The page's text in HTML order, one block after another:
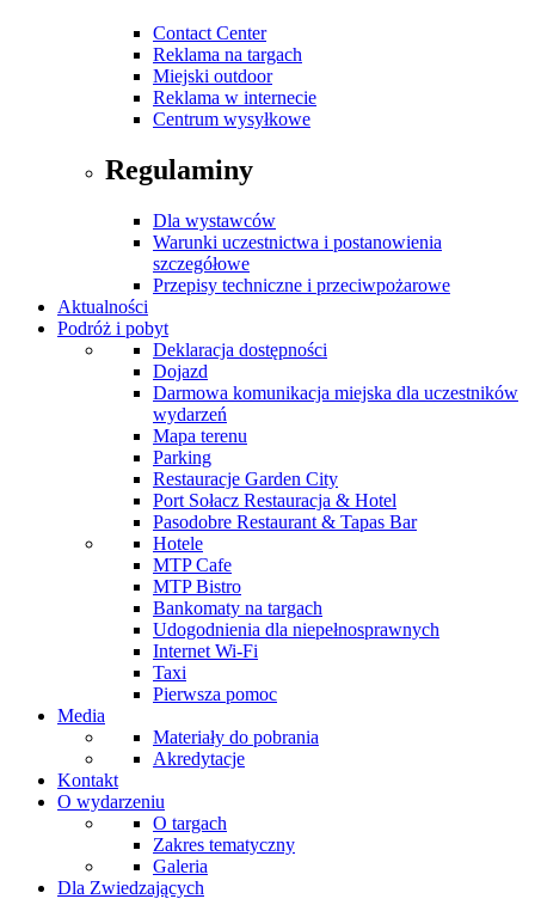
Contact Center
Reklama na targach
Miejski outdoor
Reklama w internecie
Centrum wysyłkowe
Regulaminy
Dla wystawców
Warunki uczestnictwa i postanowienia
szczegółowe
Przepisy techniczne i przeciwpożarowe
Aktualności
Podróż i pobyt
Deklaracja dostępności
Dojazd
Darmowa komunikacja miejska dla uczestników
wydarzeń
Mapa terenu
Parking
Restauracje Garden City
Port Sołacz Restauracja & Hotel
Pasodobre Restaurant & Tapas Bar
Hotele
MTP Cafe
MTP Bistro
Bankomaty na targach
Udogodnienia dla niepełnosprawnych
Internet Wi-Fi
Taxi
Pierwsza pomoc
Media
Materiały do pobrania
Akredytacje
Kontakt
O wydarzeniu
O targach
Zakres tematyczny
Galeria
Dla Zwiedzających